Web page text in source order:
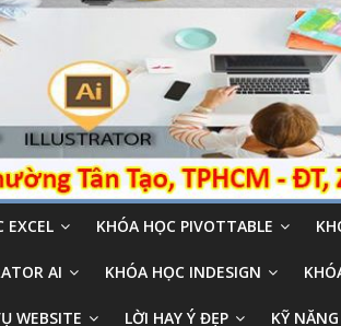
EXCEL KHÓA HỌC PIVOTTABLE
AI KHÓA HỌC INDESIGN
WEBSITE LỜI HAY Ý ĐẸP KỸ